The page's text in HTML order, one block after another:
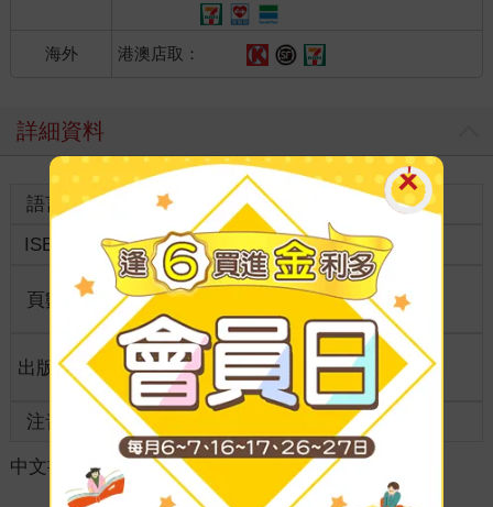
海外 港澳店取：
詳細資料
語言 中文繁體 裝訂
紙本平裝
ISBN
4712568606285 分級 限制級
頁數 198
商品規
格
25*17.6*3
出版地 台灣
適讀年
齡
成人適讀
注音
中文書 ＞ 漫畫 ＞ 日系戀愛 ＞ 性感成人向